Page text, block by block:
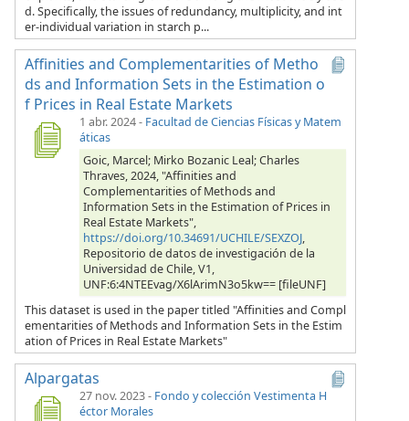
d. Specifically, the issues of redundancy, multiplicity, and int
er-individual variation in starch p...
Affinities and Complementarities of Metho
ds and Information Sets in the Estimation o
f Prices in Real Estate Markets
1 abr. 2024- Facultad de Ciencias Físicas y Matem
áticas
Goic, Marcel; Mirko Bozanic Leal; Charles
Thraves, 2024, "Affinities and
Complementarities of Methods and
Information Sets in the Estimation of Prices in
Real Estate Markets",
https://doi.org/10.34691/UCHILE/SEXZOJ,
Repositorio de datos de investigación de la
Universidad de Chile, V1,
UNF:6:4NTEEvag/X6lArimN3o5kw== [fileUNF]
This dataset is used in the paper titled "Affinities and Compl
ementarities of Methods and Information Sets in the Estim
ation of Prices in Real Estate Markets"
Alpargatas
27 nov. 2023- Fondo y colección Vestimenta H
éctor Morales